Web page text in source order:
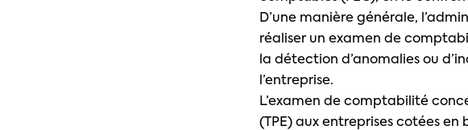
D’une manière générale,
réaliser un examen de
la détection d’anomalies ou
l’entreprise.
L’examen de comptabilité
(TPE) aux entreprises cotées en